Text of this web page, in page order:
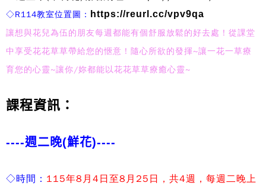
◇R114教室位置圖： https://reurl.cc/vpv9qa
讓想與花兒為伍的朋友每週都能有個舒服放鬆的好去處！從課堂
中享受花花草草帶給您的愜意！隨心所欲的發揮~讓一花一草療
育您的心靈~讓你/妳都能以花花草草療癒心靈~
課程資訊：
----週二晚(鮮花)----
◇時間： 115年8月4 日至8月25 日，共4週，每週二晚上